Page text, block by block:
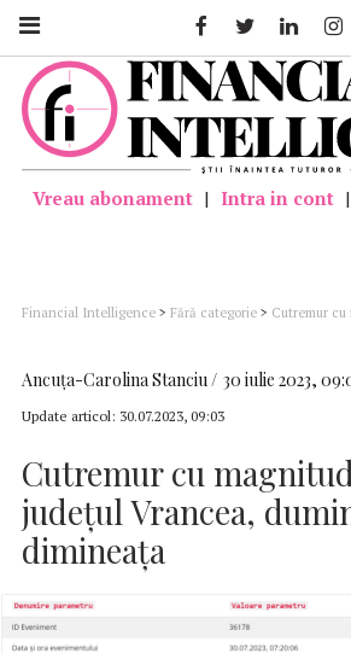
Vreau abonament | Intra in cont |
Financial Intelligence > Fără categorie > Cutremur
Ancuţa-Carolina Stanciu 30 iulie 2023,
Update articol: 30.07.2023, 09:03
Cutremur cu
judeţul Vrancea,
dimineaţa
FacebookTwitter Linkedin